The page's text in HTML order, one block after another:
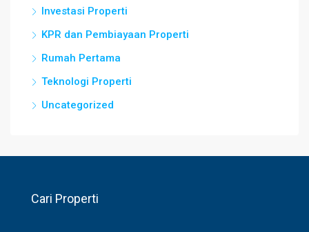
Investasi Properti
KPR dan Pembiayaan Properti
Rumah Pertama
Teknologi Properti
Uncategorized
Cari Properti